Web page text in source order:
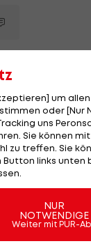
Thema
um
oder [Nur
uns
Sie können
zu treffen. Sie
links unten
NUR
NOTWENDIGE
Weiter mit PUR-